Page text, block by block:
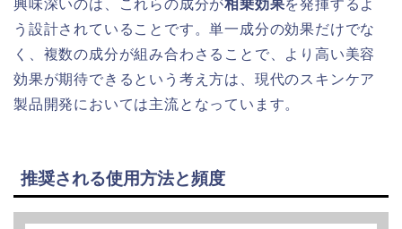
興味深いのは、これらの成分が相乗効果を発揮するよ
う設計されていることです。単一成分の効果だけでな
く、複数の成分が組み合わさることで、より高い美容
効果が期待できるという考え方は、現代のスキンケア
製品開発においては主流となっています。
推奨される使用方法と頻度